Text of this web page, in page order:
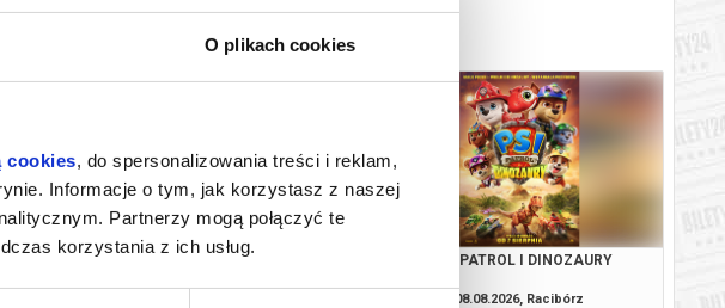
O plikach cookies
cookies, do spersonalizowania treści i reklam,
Informacje o tym, jak korzystasz z naszej
Partnerzy mogą połączyć te
korzystania z ich usług.
DZIEŃ
VAIANA PSI PATROL I DINOZAURY
08.08.2026, Racibórz